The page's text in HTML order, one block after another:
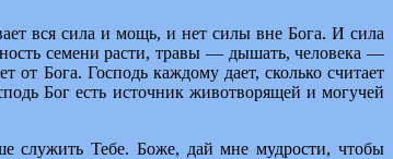
вся сила и мощь, и нет силы вне Бога. И сила
семени расти, травы — дышать, человека —
Бога. Господь каждому дает, сколько считает
Бог есть источник животворящей и могучей
служить Тебе. Боже, дай мне мудрости, чтобы